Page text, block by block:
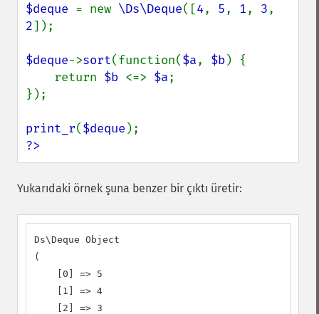
$deque = new \Ds\Deque([4, 5, 1, 3
2]);
$deque->sort(function($a, $b) {
    return
$b <=> $a;
});
print_r($deque
?>
Yukarıdaki örnek şuna benzer bir çıktı üretir:
Ds\Deque Object
(
    [0] => 5
    [1] => 4
    [2] => 3